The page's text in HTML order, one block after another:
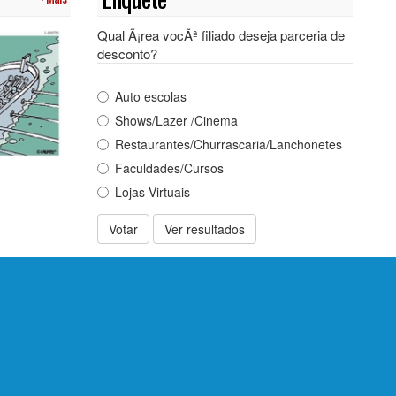
Qual Ã¡rea vocÃª filiado deseja parceria de
desconto?
Auto escolas
Shows/Lazer /Cinema
Restaurantes/Churrascaria/Lanchonetes
Faculdades/Cursos
Lojas Virtuais
Votar Ver resultados